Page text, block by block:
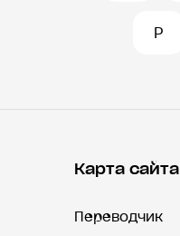
Р
Карта сайта
Переводчик